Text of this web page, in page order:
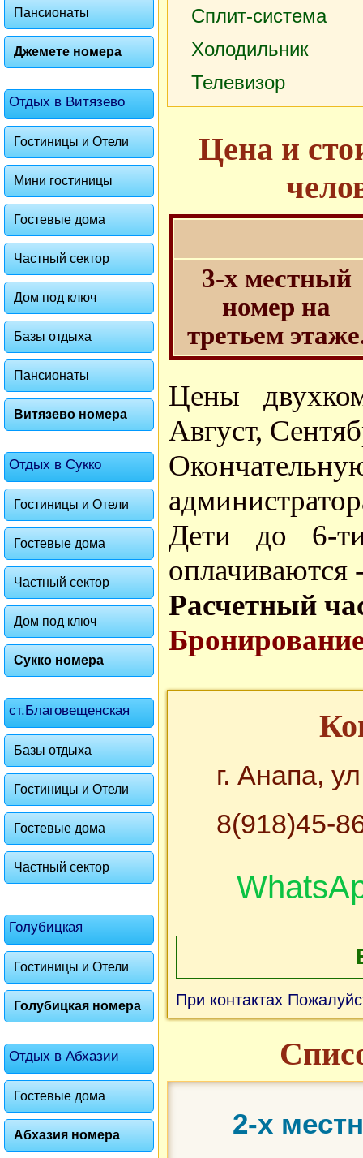
Пансионаты
Джемете номера
Отдых в Витязево
Гостиницы и Отели
Мини гостиницы
Гостевые дома
Частный сектор
Дом под ключ
Базы отдыха
Пансионаты
Витязево номера
Отдых в Сукко
Гостиницы и Отели
Гостевые дома
Частный сектор
Дом под ключ
Сукко номера
ст.Благовещенская
Базы отдыха
Гостиницы и Отели
Гостевые дома
Частный сектор
Голубицкая
Гостиницы и Отели
Голубицкая номера
Отдых в Абхазии
Гостевые дома
Абхазия номера
Сплит-система
Холодильник
Телевизор
Цена и
3-х местный
номер на
третьем
Цены
Август,
Дети до 6-
оплачиваются
Расчетный
г. Анапа,
8(918)45-
При контактах
2-х